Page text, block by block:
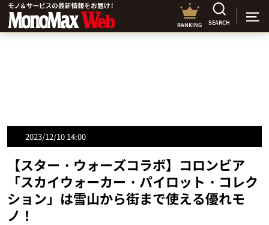
RANKING SEARCH
2023/12/10 14:00
【スター・ウォーズコラボ】コロンビア
「スカイウォーカー・パイロット・コレク
ション」は雪山から街まで使える優れモ
ノ！